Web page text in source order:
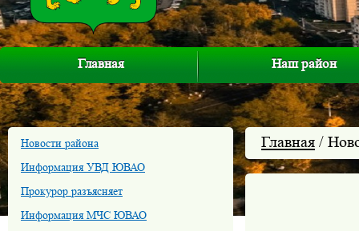
Главная Наш район
Новости района
Информация УВД ЮВАО
Прокурор разъясняет
Информация МЧС ЮВАО
Главная /